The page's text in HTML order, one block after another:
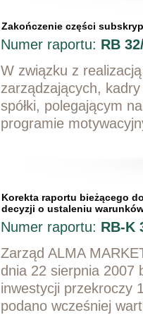
Zakończenie części
Numer raportu: RB
W związku z
zarządzających,
spółki, polegającym
programie
Korekta raportu bieżącego
decyzji o ustaleniu
Numer raportu: RB-
Zarząd ALMA
dnia 22 sierpnia 2007
inwestycji przekroczy
podano wcześniej